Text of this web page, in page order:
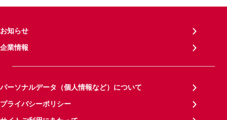
お知らせ
企業情報
パーソナルデータ（個人情報など）について
プライバシーポリシー